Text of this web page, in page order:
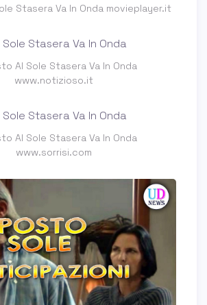
Stasera Va In Onda movieplayer.it
Al Sole Stasera Va In Onda
www.notizioso.it
Al Sole Stasera Va In Onda
www.sorrisi.com